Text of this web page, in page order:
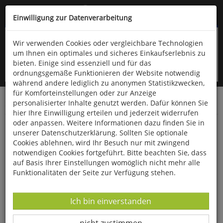
Kompletten Head der Seite überspringen
oder (06766) 9323-960
Startseite Bücher Gesundheit
Heilen mit der Kraft der Natur
Einwilligung zur Datenverarbeitung
Wir verwenden Cookies oder vergleichbare Technologien
um Ihnen ein optimales und sicheres Einkaufserlebnis zu
bieten. Einige sind essenziell und für das
ordnungsgemäße Funktionieren der Website notwendig
während andere lediglich zu anonymen Statistikzwecken,
für Komforteinstellungen oder zur Anzeige
personalisierter Inhalte genutzt werden. Dafür können Sie
hier Ihre Einwilligung erteilen und jederzeit widerrufen
oder anpassen. Weitere Informationen dazu finden Sie in
unserer Datenschutzerklärung. Sollten Sie optionale
Cookies ablehnen, wird Ihr Besuch nur mit zwingend
notwendigen Cookies fortgeführt. Bitte beachten Sie, dass
auf Basis Ihrer Einstellungen womöglich nicht mehr alle
Funktionalitäten der Seite zur Verfügung stehen.
Datenverarbeitung -
Ich bin einverstanden